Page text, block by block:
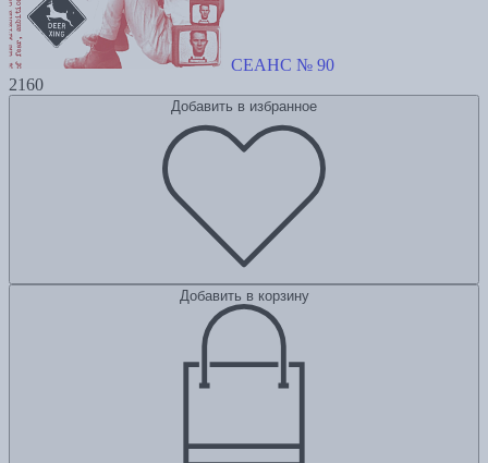
СЕАНС № 90
2160
Добавить в избранное
Добавить в корзину